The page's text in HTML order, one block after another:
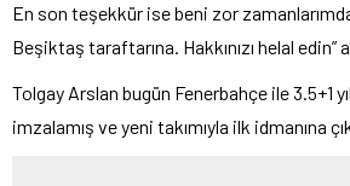
En son teşekkür ise beni zor
Beşiktaş taraftarına. Hakkınızı helal edin”
Tolgay Arslan bugün Fenerbahçe ile 3.5+1
imzalamış ve yeni takımıyla ilk idmanına